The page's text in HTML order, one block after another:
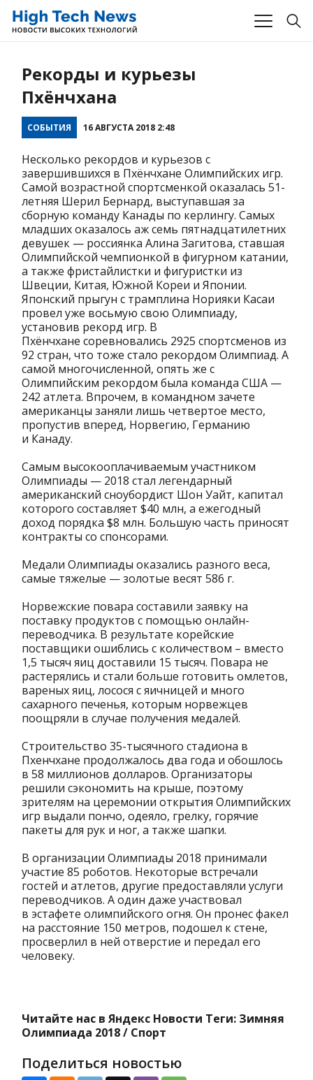
Рекорды и курьезы
Пхёнчхана
СОБЫТИЯ 16 АВГУСТА 2018 2:48
Несколько рекордов и курьезов с
завершившихся в Пхёнчхане Олимпийских игр.
Самой возрастной спортсменкой оказалась 51-
летняя Шерил Бернард, выступавшая за
сборную команду Канады по керлингу. Самых
младших оказалось аж семь пятнадцатилетних
девушек — россиянка Алина Загитова, ставшая
Олимпийской чемпионкой в фигурном катании,
а также фристайлистки и фигуристки из
Швеции, Китая, Южной Кореи и Японии.
Японский прыгун с трамплина Норияки Касаи
провел уже восьмую свою Олимпиаду,
установив рекорд игр. В
Пхёнчхане соревновались 2925 спортсменов из
92 стран, что тоже стало рекордом Олимпиад. А
самой многочисленной, опять же с
Олимпийским рекордом была команда США —
242 атлета. Впрочем, в командном зачете
американцы заняли лишь четвертое место,
пропустив вперед, Норвегию, Германию
и Канаду.
Самым высокооплачиваемым участником
Олимпиады — 2018 стал легендарный
американский сноубордист Шон Уайт, капитал
которого составляет $40 млн, а ежегодный
доход порядка $8 млн. Большую часть приносят
контракты со спонсорами.
Медали Олимпиады оказались разного веса,
самые тяжелые — золотые весят 586 г.
Норвежские повара составили заявку на
поставку продуктов с помощью онлайн-
переводчика. В результате корейские
поставщики ошиблись с количеством – вместо
1,5 тысяч яиц доставили 15 тысяч. Повара не
растерялись и стали больше готовить омлетов,
вареных яиц, лосося с яичницей и много
сахарного печенья, которым норвежцев
поощряли в случае получения медалей.
Строительство 35-тысячного стадиона в
Пхенчхане продолжалось два года и обошлось
в 58 миллионов долларов. Организаторы
решили сэкономить на крыше, поэтому
зрителям на церемонии открытия Олимпийских
игр выдали пончо, одеяло, грелку, горячие
пакеты для рук и ног, а также шапки.
В организации Олимпиады 2018 принимали
участие 85 роботов. Некоторые встречали
гостей и атлетов, другие предоставляли услуги
переводчиков. А один даже участвовал
в эстафете олимпийского огня. Он пронес факел
на расстояние 150 метров, подошел к стене,
просверлил в ней отверстие и передал его
человеку.
Читайте нас в Яндекс Новости Теги: Зимняя
Олимпиада 2018 / Спорт
Поделиться новостью